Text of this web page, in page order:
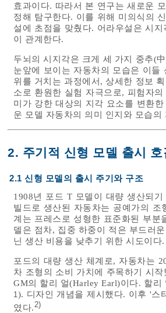
효과이다. 따라서 본 연구는 새로운
정해 탐구한다. 이를 위해 미의식의
설에 초점을 맞췄다. 어라우설은 시
이 관계한다.
두뇌의 시지각은 크게 세 가지 중추(
눈앞에 보이는 자동차의 모습은 이
위를 거치는 과정에서, 상세한 정보
소로 환원한 실험 자극으로, 피험자
미가 강한 대상의 지각 요소를 변환
운 모델 자동차의 의미 인지와 모습
2. 주기적 신형 모델 출시 호
2.1 신형 모델의 출시 주기와 구조
1908년 포드 T 모델이 대량 생산되
빌드로 생산된 자동차는 공예가의
계는 프레스로 성형한 표준화된 부
델은 점차, 집중 하중이 적은 부드러
닌 생산 비용을 낮추기 위한 시도이다.
포드의 대량 생산 체계로, 자동차는
차 조형의 소비 가치에 주목하기 시
GM의 할리 얼(Harley Earl)이다. 할
1 ). 디자인 개념을 제시했다. 이후 '스
였다. 2)